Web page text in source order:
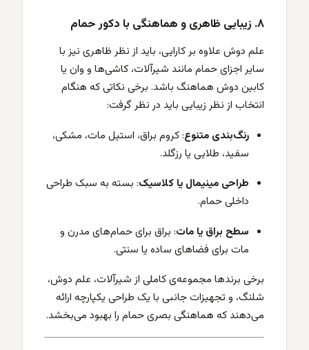
۸. زیبایی ظاهری و هماهنگی با دکور حمام
علم دوش علاوه بر کارایی، باید از نظر ظاهری نیز با
سایر اجزای حمام مانند شیرآلات، کاشی‌ها و وان یا
کابین دوش هماهنگ باشد. برخی نکاتی که هنگام
انتخاب از نظر زیبایی باید در نظر گرفت:
رنگ‌بندی متنوع: کروم براق، استیل مات، مشکی،
سفید، طلایی یا رزگلد.
طراحی مینیمال یا کلاسیک: بسته به سبک طراحی
داخلی حمام.
سطح براق یا مات: براق برای حمام‌های مدرن و
مات برای فضاهای ساده یا سنتی.
برخی برندها مجموعه‌ی کاملی از شیرآلات، علم دوش،
شلنگ، و تجهیزات جانبی با یک طراحی یکپارچه ارائه
می‌دهند که هماهنگی بصری حمام را بهبود می‌بخشد.